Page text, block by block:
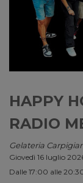
HAPPY
RADIO
Gelateria
Giovedì 16 luglio
Dalle 17:00 alle